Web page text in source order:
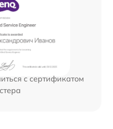
с сертификатом